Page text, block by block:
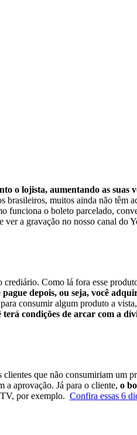
o lojista, aumentando as
brasileiros, muitos ainda não têm
funciona o boleto parcelado,
ver a gravação no nosso canal do
Como lá fora esse
depois, ou seja, você
consumir algum produto a
terá condições de arcar com a
clientes que não consumiriam um
a aprovação. Já para o cliente, o
por exemplo. Confira essas 6